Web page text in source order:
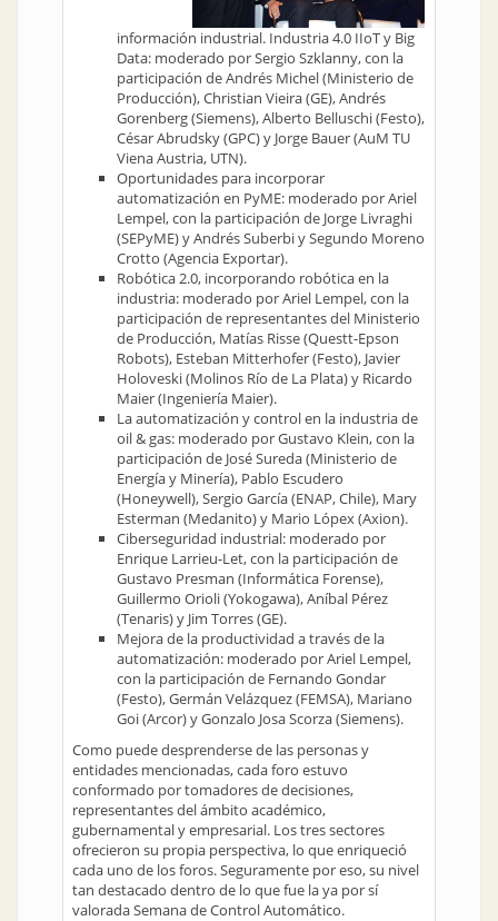
información industrial. Industria 4.0 IIoT y Big
Data: moderado por Sergio Szklanny, con la
participación de Andrés Michel (Ministerio de
Producción), Christian Vieira (GE), Andrés
Gorenberg (Siemens), Alberto Belluschi (Festo),
César Abrudsky (GPC) y Jorge Bauer (AuM TU
Viena Austria, UTN).
Oportunidades para incorporar
automatización en PyME: moderado por Ariel
Lempel, con la participación de Jorge Livraghi
(SEPyME) y Andrés Suberbi y Segundo Moreno
Crotto (Agencia Exportar).
Robótica 2.0, incorporando robótica en la
industria: moderado por Ariel Lempel, con la
participación de representantes del Ministerio
de Producción, Matías Risse (Questt-Epson
Robots), Esteban Mitterhofer (Festo), Javier
Holoveski (Molinos Río de La Plata) y Ricardo
Maier (Ingeniería Maier).
La automatización y control en la industria de
oil & gas: moderado por Gustavo Klein, con la
participación de José Sureda (Ministerio de
Energía y Minería), Pablo Escudero
(Honeywell), Sergio García (ENAP, Chile), Mary
Esterman (Medanito) y Mario Lópex (Axion).
Ciberseguridad industrial: moderado por
Enrique Larrieu-Let, con la participación de
Gustavo Presman (Informática Forense),
Guillermo Orioli (Yokogawa), Aníbal Pérez
(Tenaris) y Jim Torres (GE).
Mejora de la productividad a través de la
automatización: moderado por Ariel Lempel,
con la participación de Fernando Gondar
(Festo), Germán Velázquez (FEMSA), Mariano
Goi (Arcor) y Gonzalo Josa Scorza (Siemens).
Como puede desprenderse de las personas y
entidades mencionadas, cada foro estuvo
conformado por tomadores de decisiones,
representantes del ámbito académico,
gubernamental y empresarial. Los tres sectores
ofrecieron su propia perspectiva, lo que enriqueció
cada uno de los foros. Seguramente por eso, su nivel
tan destacado dentro de lo que fue la ya por sí
valorada Semana de Control Automático.